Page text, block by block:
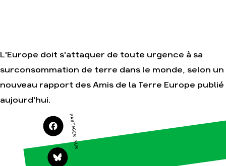
S'engager sur le
terrain
Soutenir les
campagnes
Transmettre tout
ou partie de son
patrimoine
thématiques
Climat – Énergie
Finance
L'Europe doit s'attaquer de toute urgence à sa
surconsommation de terre dans le monde, selon un
nouveau rapport des Amis de la Terre Europe publié
aujourd'hui.
PARTAGER SUR